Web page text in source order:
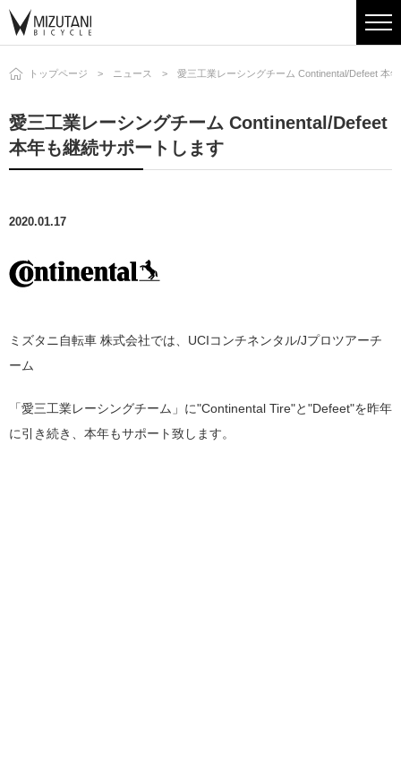
トップページ ニュース 愛三工業レーシングチーム Continental/Defeet 本
愛三工業レーシングチーム Continental/Defeet
本年も継続サポートします
2020.01.17
ミズタニ自転車 株式会社では、UCIコンチネンタル/Jプロツアーチ
ーム
「愛三工業レーシングチーム」に"Continental Tire"と"Defeet"を昨年
に引き続き、本年もサポート致します。